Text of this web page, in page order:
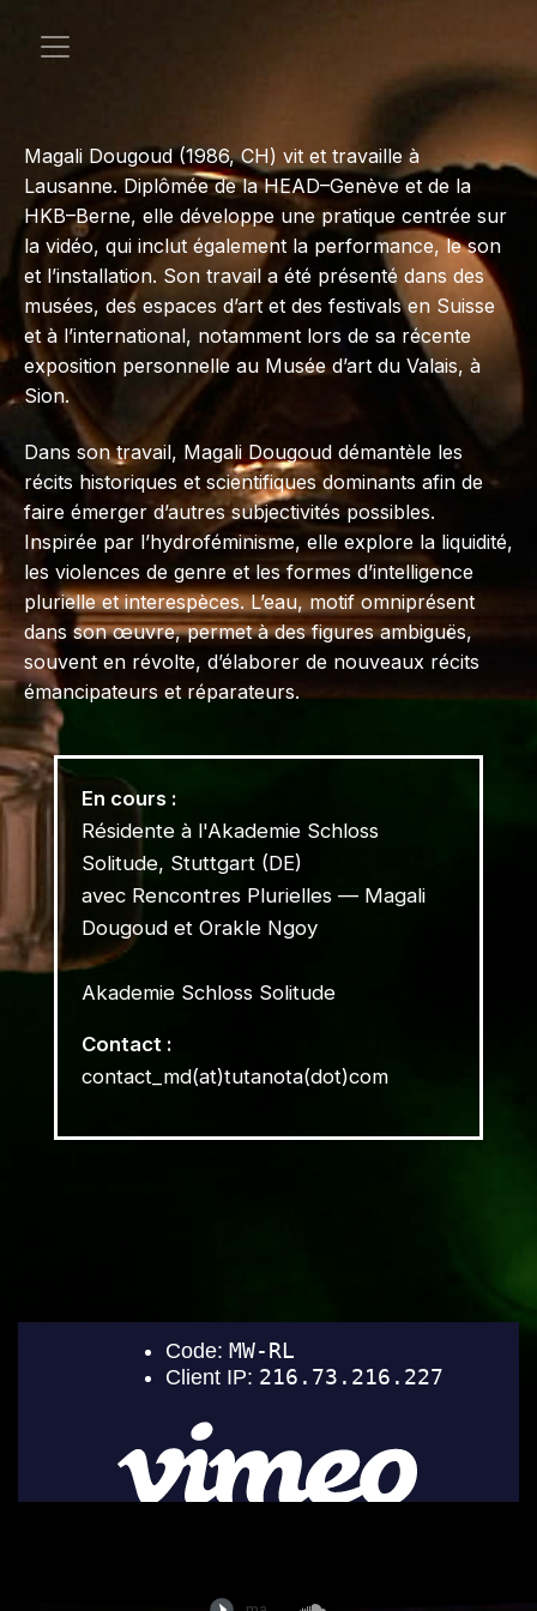
Magali Dougoud (1986, CH) vit et travaille à
Lausanne. Diplômée de la HEAD–Genève et de la
HKB–Berne, elle développe une pratique centrée sur
la vidéo, qui inclut également la performance, le son
et l’installation. Son travail a été présenté dans des
musées, des espaces d’art et des festivals en Suisse
et à l’international, notamment lors de sa récente
exposition personnelle au Musée d’art du Valais, à
Sion.
Dans son travail, Magali Dougoud démantèle les
récits historiques et scientifiques dominants afin de
faire émerger d’autres subjectivités possibles.
Inspirée par l’hydroféminisme, elle explore la liquidité,
les violences de genre et les formes d’intelligence
plurielle et interespèces. L’eau, motif omniprésent
dans son œuvre, permet à des figures ambiguës,
souvent en révolte, d’élaborer de nouveaux récits
émancipateurs et réparateurs.
En cours :
Résidente à l'Akademie Schloss
Solitude, Stuttgart (DE)
avec Rencontres Plurielles — Magali
Dougoud et Orakle Ngoy
Akademie Schloss Solitude
Contact :
contact_md(at)tutanota(dot)com